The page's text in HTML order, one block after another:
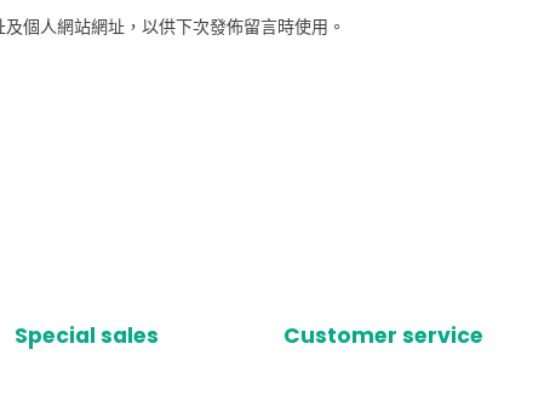
個人網站網址，以供下次發佈留言時使用。
Special sales Customer service